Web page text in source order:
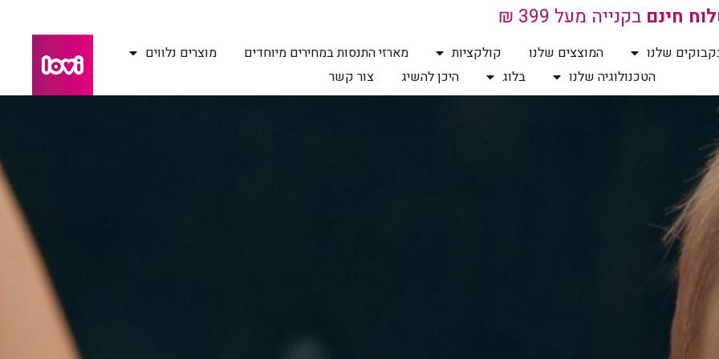
חינםבקנייה מעל 399 ₪
שלנו המוצצים שלנו קולקציות מארזי התנסות במחירים מיוחדים
מוצרים נלווים
הטכנולוגיה שלנו
בלוג היכן להשיג צור קשר